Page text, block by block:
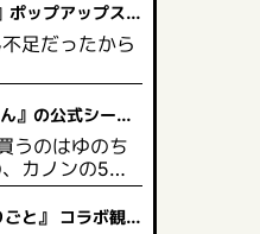
ポップアップスト
足だったから
』の公式シール
うのはゆのち
カノンの5人
と』 コラボ観光